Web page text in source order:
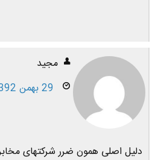
مجید
29 بهمن 1392
دلیل اصلی همون ضرر شرکتهای